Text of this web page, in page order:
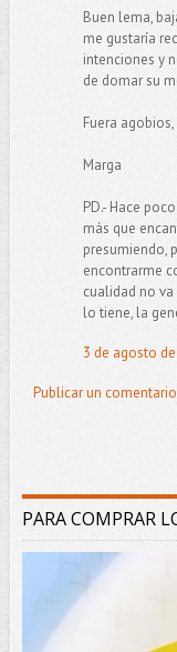
Buen lema,
me gustaría
intenciones y
de domar su
Fuera
Marga
PD.- Hace
más que
presumiendo,
encontrarme
cualidad no
lo tiene, la
3 de agosto
Publicar un comentario
PARA COMPRAR